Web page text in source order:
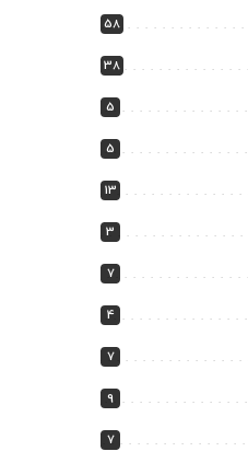
58
38
5
5
13
3
7
4
7
9
7